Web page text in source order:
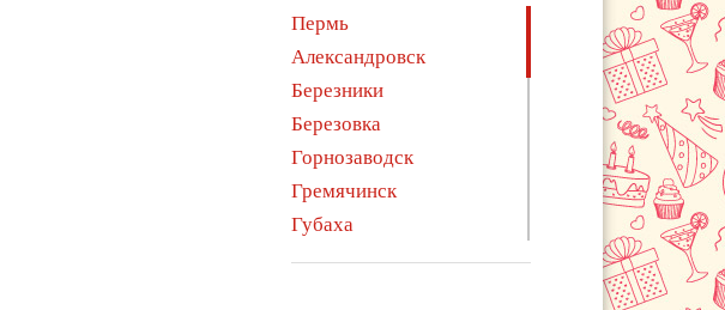
Пермь
Александровск
Березники
Березовка
Горнозаводск
Гремячинск
Губаха
Добрянка